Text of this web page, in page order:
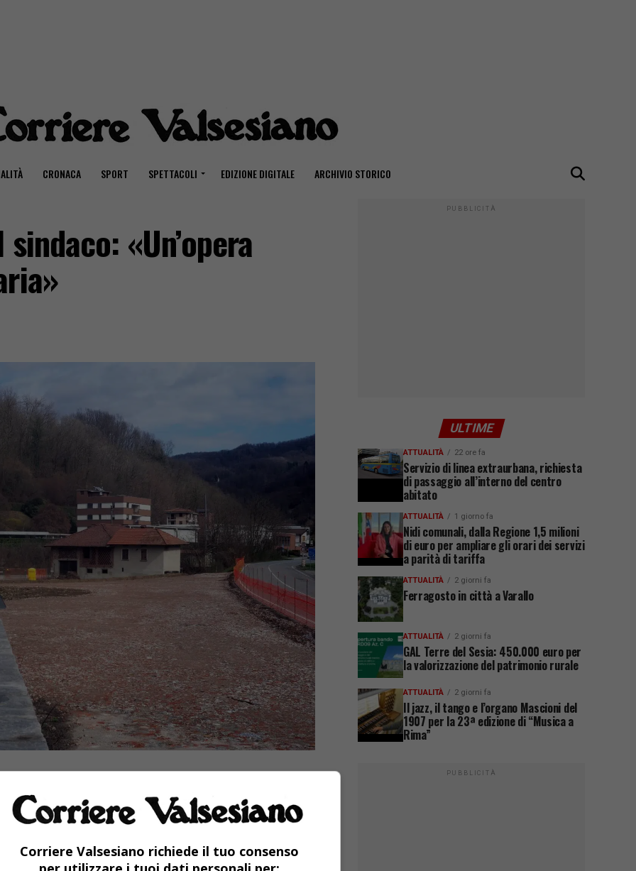
CRONACA SPORT SPETTACOLI EDIZIONE DIGITALE ARCHIVIO STORICO
«Un’opera
di Valduggia» ricorda il sindaco
di Vercelli già col presidente Botta aveva
e quindi portata avanti con la presidenza
onerosa dal punto di vista economico,
PUBBLICITÀ
ULTIME
ATTUALITÀ 22 ore fa
Servizio di linea extraurbana, richiesta
di passaggio all’interno del centro
abitato
ATTUALITÀ 1 giorno fa
Nidi comunali, dalla Regione 1,5 milioni
di euro per ampliare gli orari dei servizi
a parità di tariffa
ATTUALITÀ 2 giorni fa
Ferragosto in città a Varallo
ATTUALITÀ 2 giorni fa
GAL Terre del Sesia: 450.000 euro per
la valorizzazione del patrimonio rurale
ATTUALITÀ 2 giorni fa
Il jazz, il tango e l’organo Mascioni del
1907 per la 23ª edizione di “Musica a
Rima”
PUBBLICITÀ
Corriere Valsesiano richiede il tuo consenso